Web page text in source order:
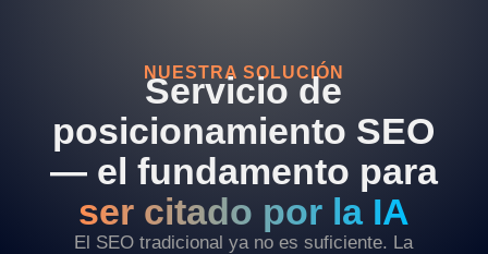
NUESTRA SOLUCIÓN
Servicio de
posicionamiento SEO
— el fundamento para
ser citado por la IA
El SEO tradicional ya no es suficiente. La